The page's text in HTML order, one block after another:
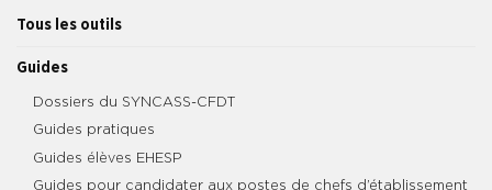
Tous les outils
Guides
Dossiers du SYNCASS-CFDT
Guides pratiques
Guides élèves EHESP
Guides pour candidater aux postes de chefs d’établissement